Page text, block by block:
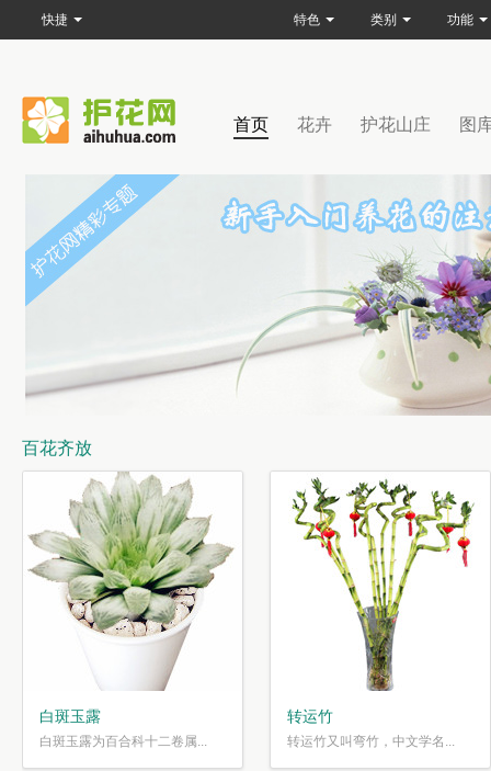
首页 花卉 护花山庄 图
百花齐放
白斑玉露
白斑玉露为百合科十二卷属...
转运竹
转运竹又叫弯竹，中文学名...
快捷 特色 类别 功能